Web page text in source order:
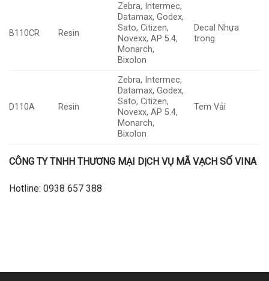
B110CR Resin
Zebra, Intermec,
Datamax, Godex,
Sato, Citizen,
Novexx, AP 5.4,
Monarch,
Bixolon
Decal Nhựa
trong
D110A Resin
Zebra, Intermec,
Datamax, Godex,
Sato, Citizen,
Novexx, AP 5.4,
Monarch,
Bixolon
Tem Vải
CÔNG TY TNHH THƯƠNG MẠI DỊCH VỤ MÃ VẠCH SỐ VINA
Hotline: 0938 657 388